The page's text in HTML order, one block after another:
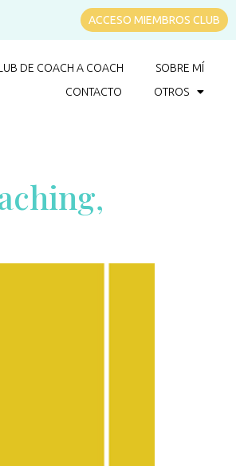
ACCESO MIEMBROS CLUB
DE COACH A COACH
SOBRE MÍ
CONTACTO
OTROS